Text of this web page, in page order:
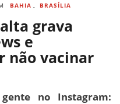
BAHIA , BRASÍLIA
grava
e
não vacinar
no Instagram: